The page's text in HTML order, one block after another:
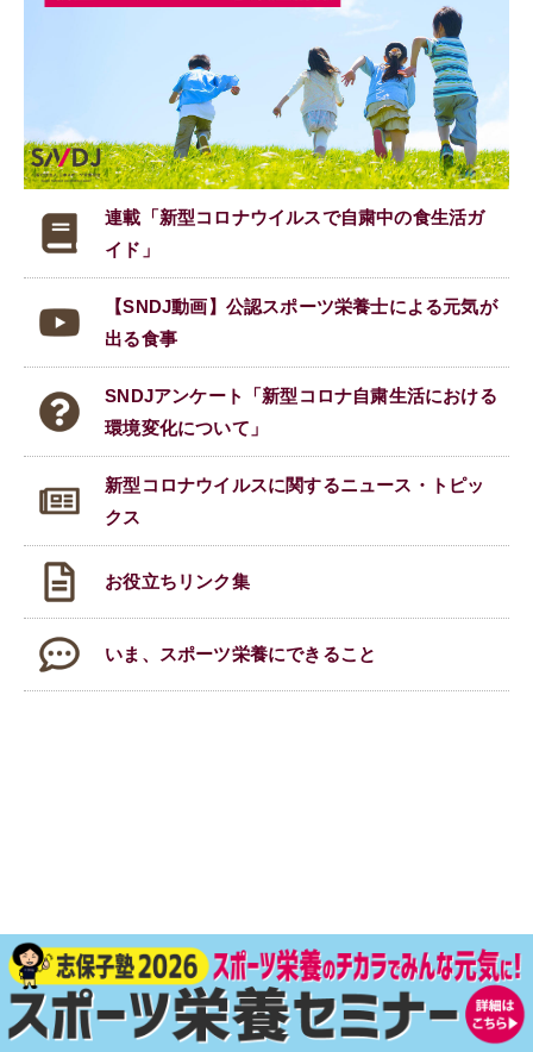
連載「新型コロナウイルスで自粛中の食生活ガ
イド」
【SNDJ動画】公認スポーツ栄養士による元気が
出る食事
SNDJアンケート「新型コロナ自粛生活における
環境変化について」
新型コロナウイルスに関するニュース・トピッ
クス
お役立ちリンク集
いま、スポーツ栄養にできること